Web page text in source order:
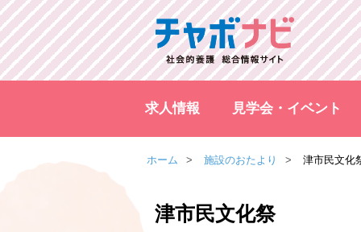
求人情報 見学会・イベント
ホーム 施設のおたより 津市民文化
津市民文化祭